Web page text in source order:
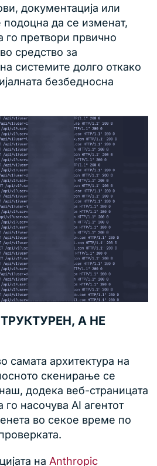
документација или
да се изменат,
го претвори првично
средство за
системите долго откако
безбедносна
А НЕ
самата архитектура на
скенирање се
додека веб-страницата
го насочува AI агентот
во секое време по
на Anthropic